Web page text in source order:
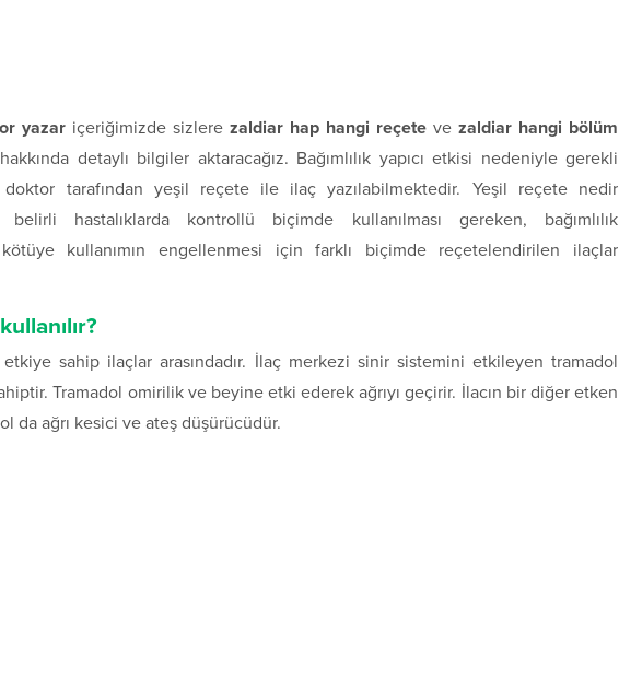
yazar içeriğimizde sizlere zaldiar hap hangi reçete ve zaldiar hangi bölüm
detaylı bilgiler aktaracağız. Bağımlılık yapıcı etkisi nedeniyle gerekli
tarafından yeşil reçete ile ilaç yazılabilmektedir. Yeşil reçete nedir
belirli hastalıklarda kontrollü biçimde kullanılması gereken, bağımlılık
kullanımın engellenmesi için farklı biçimde reçetelendirilen ilaçlar
sahip ilaçlar arasındadır. İlaç merkezi sinir sistemini etkileyen tramadol
Tramadol omirilik ve beyine etki ederek ağrıyı geçirir. İlacın bir diğer etken
da ağrı kesici ve ateş düşürücüdür.